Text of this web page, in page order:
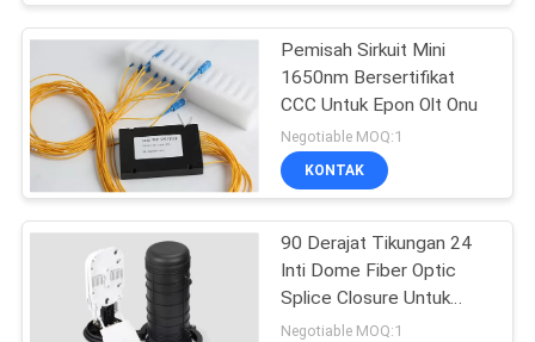
BERITA
KASUS
EPON ONU
Pemisah Sirkuit Mini
1650nm Bersertifikat
CCC Untuk Epon Olt Onu
Negotiable MOQ:1
KONTAK
90 Derajat Tikungan 24
Inti Dome Fiber Optic
Splice Closure Untuk
Aerial EPON OLT
Negotiable MOQ:1